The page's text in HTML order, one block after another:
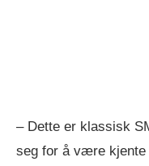
– Dette er klassisk
seg for å være kjente